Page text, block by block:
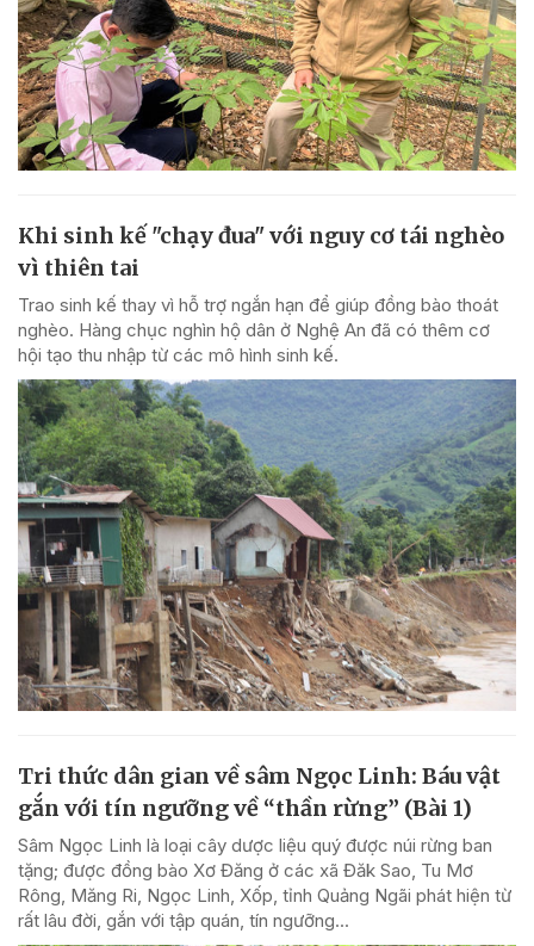
Khi sinh kế "chạy đua" với nguy cơ tái nghèo
vì thiên tai
Trao sinh kế thay vì hỗ trợ ngắn hạn để giúp đồng bào thoát
nghèo. Hàng chục nghìn hộ dân ở Nghệ An đã có thêm cơ
hội tạo thu nhập từ các mô hình sinh kế.
Tri thức dân gian về sâm Ngọc Linh: Báu vật
gắn với tín ngưỡng về “thần rừng” (Bài 1)
Sâm Ngọc Linh là loại cây dược liệu quý được núi rừng ban
tặng; được đồng bào Xơ Đăng ở các xã Đăk Sao, Tu Mơ
Rông, Măng Ri, Ngọc Linh, Xốp, tỉnh Quảng Ngãi phát hiện từ
rất lâu đời, gắn với tập quán, tín ngưỡng...